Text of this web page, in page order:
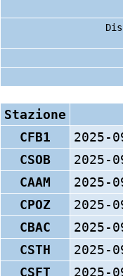
Stazione
CFB1
2025-
CSOB
2025-
CAAM
2025-
CPOZ
2025-
CBAC
2025-
CSTH
2025-
CSFT
2025-